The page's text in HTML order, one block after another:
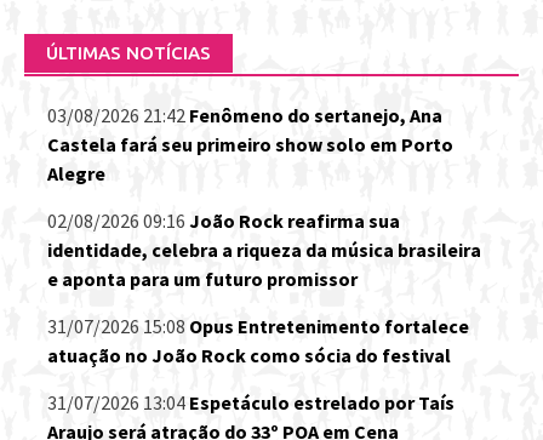
ÚLTIMAS NOTÍCIAS
03/08/2026 21:42 Fenômeno do sertanejo, Ana
Castela fará seu primeiro show solo em Porto
Alegre
02/08/2026 09:16 João Rock reafirma sua
identidade, celebra a riqueza da música brasileira
e aponta para um futuro promissor
31/07/2026 15:08 Opus Entretenimento fortalece
atuação no João Rock como sócia do festival
31/07/2026 13:04 Espetáculo estrelado por Taís
Araujo será atração do 33º POA em Cena